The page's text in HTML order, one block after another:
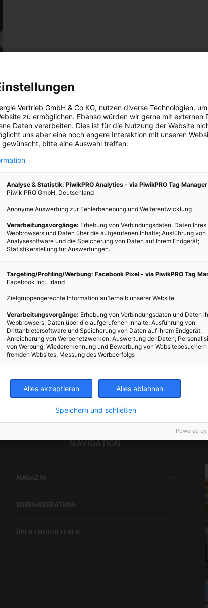
NAVIGATION
MAGAZIN
ENERGIEBERATUNG
ÜBER ENERGIELEBEN
Vertrieb GmbH & Co KG, nutzen diverse Technologien,
zu ermöglichen. Ebenso würden wir gerne mit externen
Daten verarbeiten. Dies ist für die Nutzung der Website
uns aber eine noch engere Interaktion mit unseren
gewünscht, bitte eine Auswahl treffen:
Analyse & Statistik: PiwikPRO Analytics - via PiwikPRO Tag Manager
Piwik PRO GmbH, Deutschland
Anonyme Auswertung zur Fehlerbehebung und Weiterentwicklung
Verarbeitungsvorgänge: Erhebung von Verbindungsdaten, Daten Ihres
Webbrowsers und Daten über die aufgerufenen Inhalte; Ausführung von
Analysesoftware und die Speicherung von Daten auf Ihrem Endgerät;
Statistikerstellung für Auswertungen.
Targeting/Profiling/Werbung: Facebook Pixel - via PiwikPRO Tag
Facebook Inc., Irland
Zielgruppengerechte Information außerhalb unserer Website
Verarbeitungsvorgänge: Erhebung von Verbindungsdaten und Daten
Webbrowsers; Daten über die aufgerufenen Inhalte; Ausführung von
Drittanbietersoftware und Speicherung von Daten auf ihrem Endgerät;
Anreicherung von Werbenetzwerken; Auswertung der Daten;
von Werbung; Wiedererkennung und Bewerbung von
fremden Websites, Messung des Werbeerfolgs
Alles akzeptieren Alles ablehnen
Speichern und schließen
Powered by